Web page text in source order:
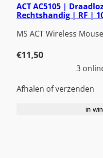
ACT AC5105 |
Rechtshandig | RF |
MS ACT Wireless
€11,50
3
Afhalen of verzenden
in